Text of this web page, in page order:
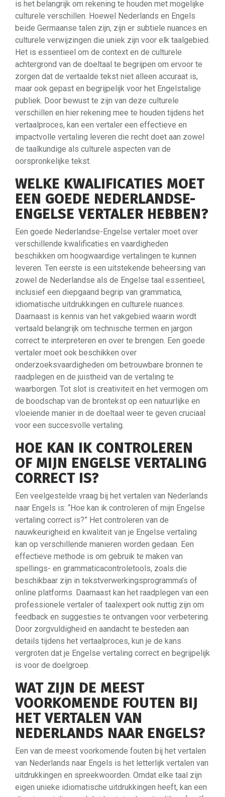
is het belangrijk om rekening te houden met mogelijke
culturele verschillen. Hoewel Nederlands en Engels
beide Germaanse talen zijn, zijn er subtiele nuances en
culturele verwijzingen die uniek zijn voor elk taalgebied.
Het is essentieel om de context en de culturele
achtergrond van de doeltaal te begrijpen om ervoor te
zorgen dat de vertaalde tekst niet alleen accuraat is,
maar ook gepast en begrijpelijk voor het Engelstalige
publiek. Door bewust te zijn van deze culturele
verschillen en hier rekening mee te houden tijdens het
vertaalproces, kan een vertaler een effectieve en
impactvolle vertaling leveren die recht doet aan zowel
de taalkundige als culturele aspecten van de
oorspronkelijke tekst.
WELKE KWALIFICATIES MOET
EEN GOEDE NEDERLANDSE-
ENGELSE VERTALER HEBBEN?
Een goede Nederlandse-Engelse vertaler moet over
verschillende kwalificaties en vaardigheden
beschikken om hoogwaardige vertalingen te kunnen
leveren. Ten eerste is een uitstekende beheersing van
zowel de Nederlandse als de Engelse taal essentieel,
inclusief een diepgaand begrip van grammatica,
idiomatische uitdrukkingen en culturele nuances.
Daarnaast is kennis van het vakgebied waarin wordt
vertaald belangrijk om technische termen en jargon
correct te interpreteren en over te brengen. Een goede
vertaler moet ook beschikken over
onderzoeksvaardigheden om betrouwbare bronnen te
raadplegen en de juistheid van de vertaling te
waarborgen. Tot slot is creativiteit en het vermogen om
de boodschap van de brontekst op een natuurlijke en
vloeiende manier in de doeltaal weer te geven cruciaal
voor een succesvolle vertaling.
HOE KAN IK CONTROLEREN
OF MIJN ENGELSE VERTALING
CORRECT IS?
Een veelgestelde vraag bij het vertalen van Nederlands
naar Engels is: “Hoe kan ik controleren of mijn Engelse
vertaling correct is?” Het controleren van de
nauwkeurigheid en kwaliteit van je Engelse vertaling
kan op verschillende manieren worden gedaan. Een
effectieve methode is om gebruik te maken van
spellings- en grammaticacontroletools, zoals die
beschikbaar zijn in tekstverwerkingsprogramma’s of
online platforms. Daarnaast kan het raadplegen van een
professionele vertaler of taalexpert ook nuttig zijn om
feedback en suggesties te ontvangen voor verbetering.
Door zorgvuldigheid en aandacht te besteden aan
details tijdens het vertaalproces, kun je de kans
vergroten dat je Engelse vertaling correct en begrijpelijk
is voor de doelgroep.
WAT ZIJN DE MEEST
VOORKOMENDE FOUTEN BIJ
HET VERTALEN VAN
NEDERLANDS NAAR ENGELS?
Een van de meest voorkomende fouten bij het vertalen
van Nederlands naar Engels is het letterlijk vertalen van
uitdrukkingen en spreekwoorden. Omdat elke taal zijn
eigen unieke idiomatische uitdrukkingen heeft, kan een